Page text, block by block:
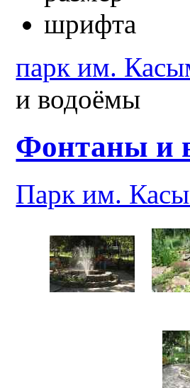
парк им.
и водоёмы
Фонтаны и
Парк им.